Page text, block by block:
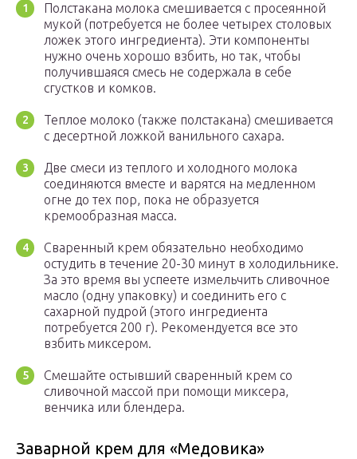
Полстакана молока смешивается с просеянной
мукой (потребуется не более четырех столовых
ложек этого ингредиента). Эти компоненты
нужно очень хорошо взбить, но так, чтобы
получившаяся смесь не содержала в себе
сгустков и комков.
Теплое молоко (также полстакана) смешивается
с десертной ложкой ванильного сахара.
Две смеси из теплого и холодного молока
соединяются вместе и варятся на медленном
огне до тех пор, пока не образуется
кремообразная масса.
Сваренный крем обязательно необходимо
остудить в течение 20-30 минут в холодильнике.
За это время вы успеете измельчить сливочное
масло (одну упаковку) и соединить его с
сахарной пудрой (этого ингредиента
потребуется 200 г). Рекомендуется все это
взбить миксером.
Смешайте остывший сваренный крем со
сливочной массой при помощи миксера,
венчика или блендера.
Заварной крем для «Медовика»